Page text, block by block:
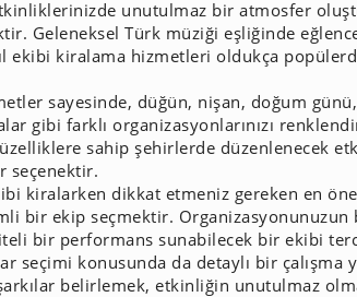
unutulmaz bir atmosfer
Geleneksel Türk müziği eşliğinde
ekibi kiralama hizmetleri oldukça
sayesinde, düğün, nişan, doğum
gibi farklı organizasyonlarınızı
sahip şehirlerde düzenlenecek
seçenektir.
kiralarken dikkat etmeniz gereken en
bir ekip seçmektir. Organizasyonunuzun
bir performans sunabilecek bir ekibi
seçimi konusunda da detaylı bir
belirlemek, etkinliğin unutulmaz